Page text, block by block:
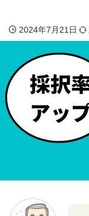
2024年7月21日